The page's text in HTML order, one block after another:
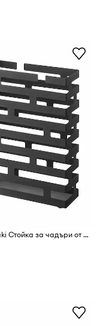
Yamazaki Стойка за чадъри от стомана 30 x 10 x 43 cm